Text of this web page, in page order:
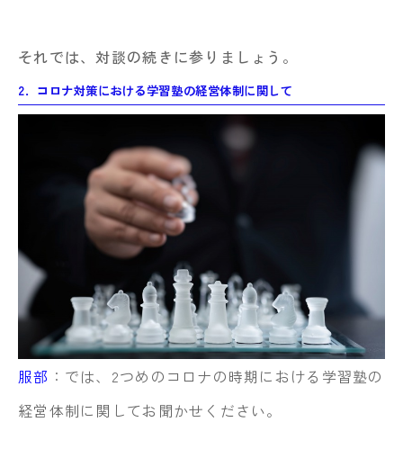
それでは、対談の続きに参りましょう。
2．コロナ対策における学習塾の経営体制に関して
服部 ：では、2つめのコロナの時期における学習塾の
経営体制に関してお聞かせください。